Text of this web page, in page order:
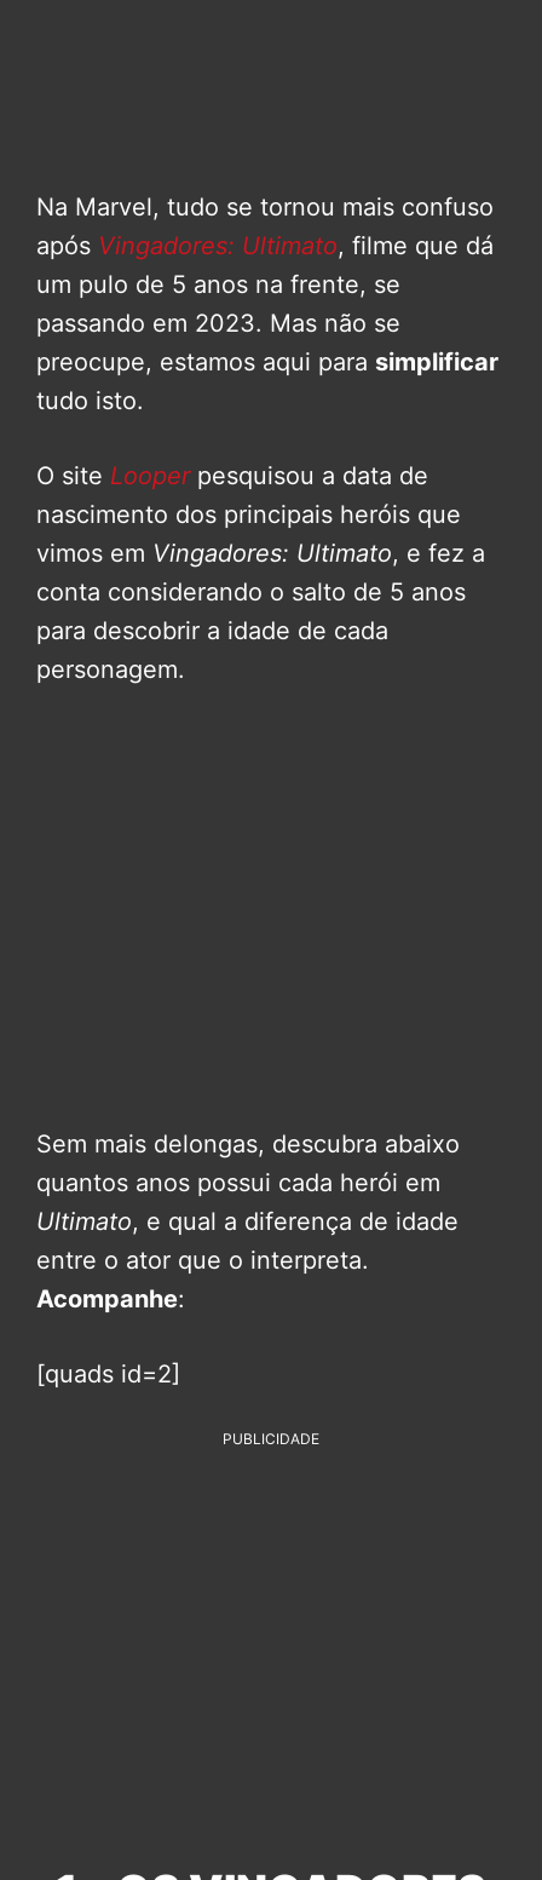
Na Marvel, tudo se tornou mais confuso
após Vingadores: Ultimato, filme que dá
um pulo de 5 anos na frente, se
passando em 2023. Mas não se
preocupe, estamos aqui para simplificar
tudo isto.
O site Looper pesquisou a data de
nascimento dos principais heróis que
vimos em Vingadores: Ultimato, e fez a
conta considerando o salto de 5 anos
para descobrir a idade de cada
personagem.
Sem mais delongas, descubra abaixo
quantos anos possui cada herói em
Ultimato, e qual a diferença de idade
entre o ator que o interpreta.
Acompanhe:
[quads id=2]
PUBLICIDADE